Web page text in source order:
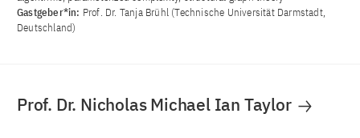
Gastgeber*in: Prof. Dr. Tanja Brühl (Technische Universität Darmstadt,
Deutschland)
Prof. Dr. Nicholas Michael Ian Taylor